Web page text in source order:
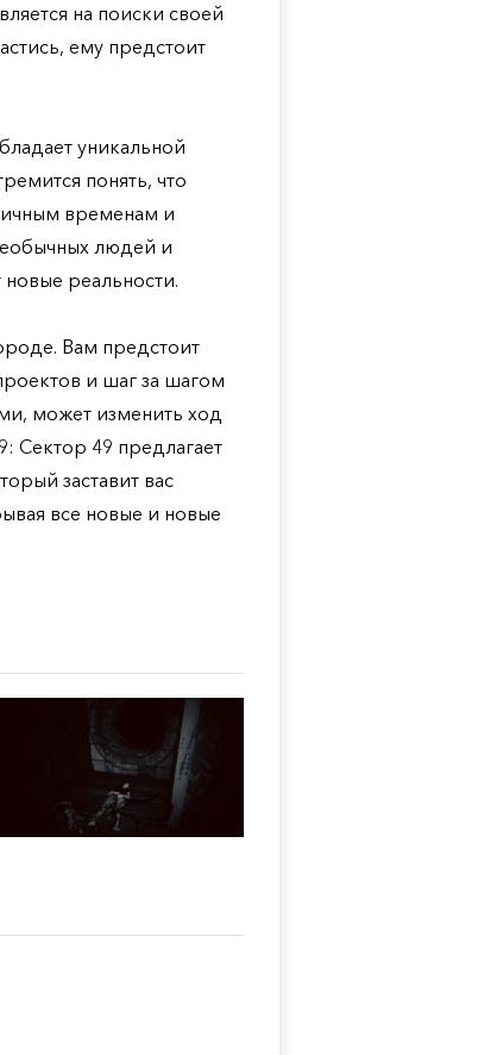
на поиски своей
ему предстоит
уникальной
понять, что
временам и
людей и
реальности.
Вам предстоит
и шаг за шагом
может изменить ход
Сектор 49 предлагает
заставит вас
все новые и новые